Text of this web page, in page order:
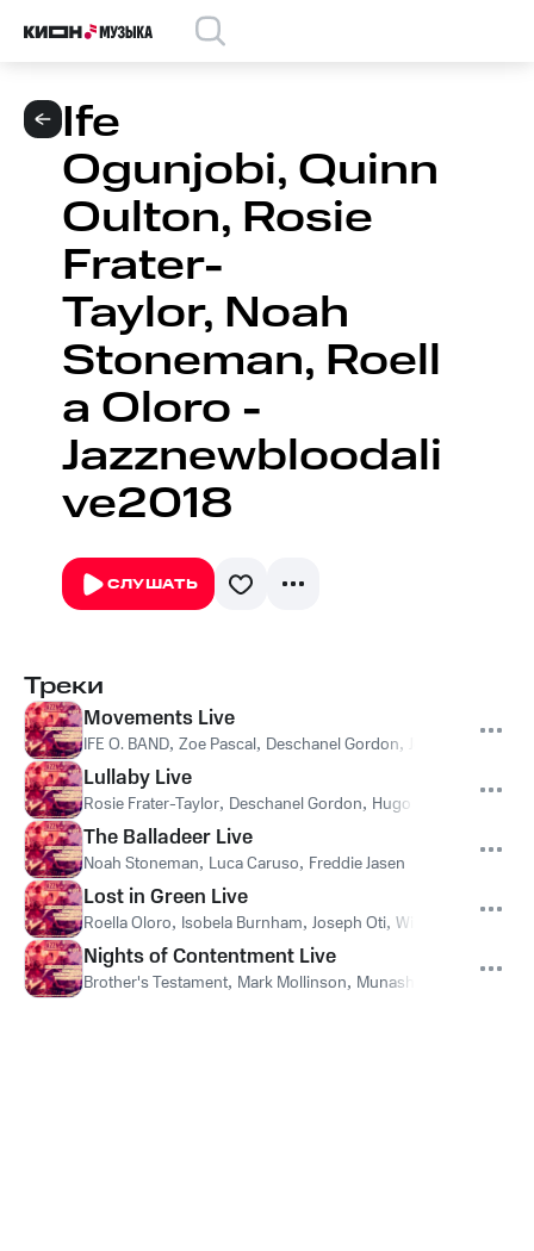
Ife
Ogunjobi, Quinn
Oulton, Rosie
Frater-
Taylor, Noah
Stoneman, Roell
a Oloro -
Jazznewbloodali
ve2018
СЛУШАТЬ
Треки
Movements Live
IFE O. BAND, Zoe Pascal, Deschanel Gordon,
Lullaby Live
Rosie Frater-Taylor, Deschanel Gordon, Hugo Piper
The Balladeer Live
Noah Stoneman, Luca Caruso, Freddie Jasen
Lost in Green Live
Roella Oloro, Isobela Burnham, Joseph Oti, Will Cameron
Nights of Contentment Live
Brother's Testament, Mark Mollinson, Munashe-Caleb